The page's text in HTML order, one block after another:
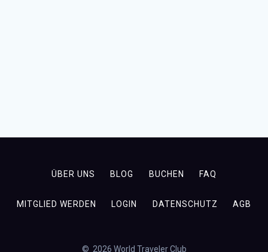
ÜBER UNS BLOG BUCHEN FAQ
MITGLIED WERDEN LOGIN DATENSCHUTZ AGB
© 2026 World Traveler Club